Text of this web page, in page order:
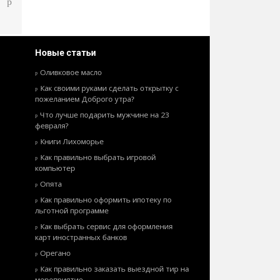
Новые статьи
Оливковое масло
Как своими руками сделать открытку с
пожеланием Доброго утра?
Что лучше подарить мужчине на 23
февраля?
Книги Лихоморье
Как правильно выбрать игровой
компьютер
Опята
Как правильно оформить ипотеку по
льготной программе
Как выбрать сервис для оформления
карт иностранных банков
Орегано
Как правильно заказать выездной тир на